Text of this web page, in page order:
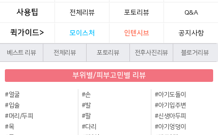
사용팁 전체리뷰 포토리뷰 Q&A
퀵가이드> 모이스처 인텐시브 공지사항
베스트 리뷰 전체리뷰 포토리뷰 전후사진리뷰 블로거리뷰
부위별/피부고민별 리뷰
#얼굴 #손
#아기도돌이
#입술
#발
#아기입주변
#머리/두피
#팔
#신생아두피
#목
#다리
#아기엉덩이